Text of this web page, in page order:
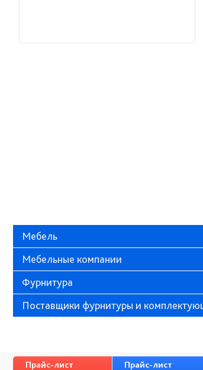
Мебель
Мебельные компании
Фурнитура
Поставщики фурнитуры и
Прайс-лист Прайс-лист